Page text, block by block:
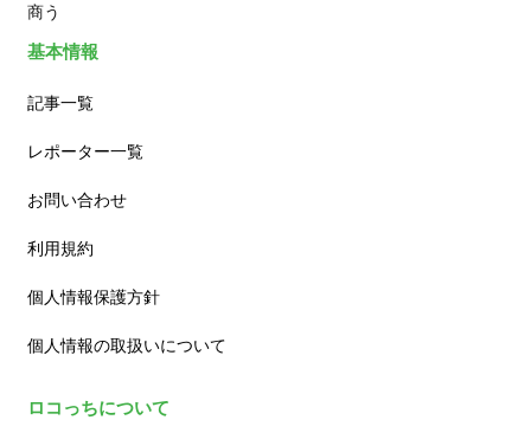
商う
基本情報
記事一覧
レポーター一覧
お問い合わせ
利用規約
個人情報保護方針
個人情報の取扱いについて
ロコっちについて